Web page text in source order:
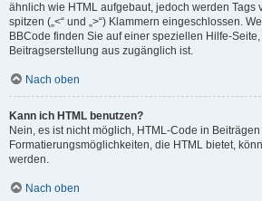
ähnlich wie HTML aufgebaut, jedoch werden Tags
spitzen („<“ und „>“) Klammern eingeschlossen.
BBCode finden Sie auf einer speziellen Hilfe-
Beitragserstellung aus zugänglich ist.
Nach oben
Kann ich HTML benutzen?
Nein, es ist nicht möglich, HTML-Code in
Formatierungsmöglichkeiten, die HTML bietet,
werden.
Nach oben